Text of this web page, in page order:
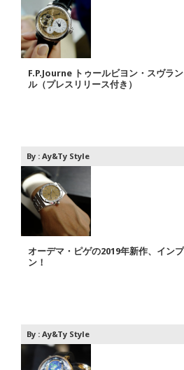
F.P.Journe トゥールビヨン・スヴラ
ル（プレスリリース付き）
By : Ay&Ty Style
オーデマ・ピゲの2019年新作、イン
ン！
By : Ay&Ty Style